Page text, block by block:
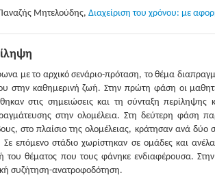
Μητελούδης, Διαχείριση του χρόνου: με
με το αρχικό σενάριο-πρόταση, το θέμα
στην καθημερινή ζωή. Στην πρώτη φάση οι
στις σημειώσεις και τη σύνταξη περίληψης
στην ολομέλεια. Στη δεύτερη φάση
στο πλαίσιο της ολομέλειας, κράτησαν ανά δύο
Σε επόμενο στάδιο χωρίστηκαν σε ομάδες και
του θέματος που τους φάνηκε ενδιαφέρουσα.
συζήτηση-ανατροφοδότηση.